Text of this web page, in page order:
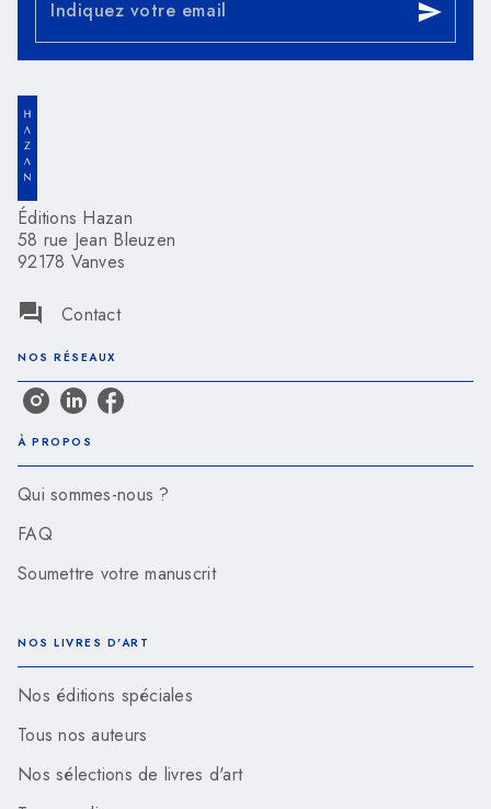
Indiquez votre email send
Éditions Hazan
58 rue Jean Bleuzen
92178 Vanves
question_answer Contact
NOS RÉSEAUX
À PROPOS
Qui sommes-nous ?
FAQ
Soumettre votre manuscrit
NOS LIVRES D'ART
Nos éditions spéciales
Tous nos auteurs
Nos sélections de livres d'art